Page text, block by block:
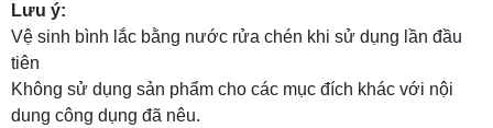
Lưu ý:
Vệ sinh bình lắc bằng nước rửa chén khi sử dụng lần đầu
tiên
Không sử dụng sản phẩm cho các mục đích khác với nội
dung công dụng đã nêu.